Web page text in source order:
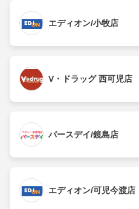
エディオン/小牧店
V・ドラッグ 西可児店
バースデイ/鏡島店
エディオン/可児今渡店